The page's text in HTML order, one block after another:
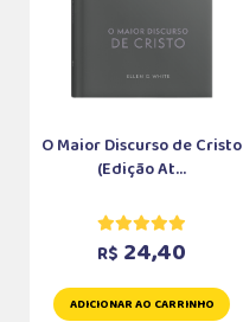
O Maior Discurso de Cristo
(Edição At...
R$ 24,40
ADICIONAR AO CARRINHO